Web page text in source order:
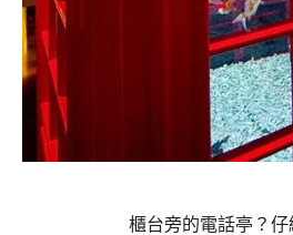
櫃台旁的電話亭？